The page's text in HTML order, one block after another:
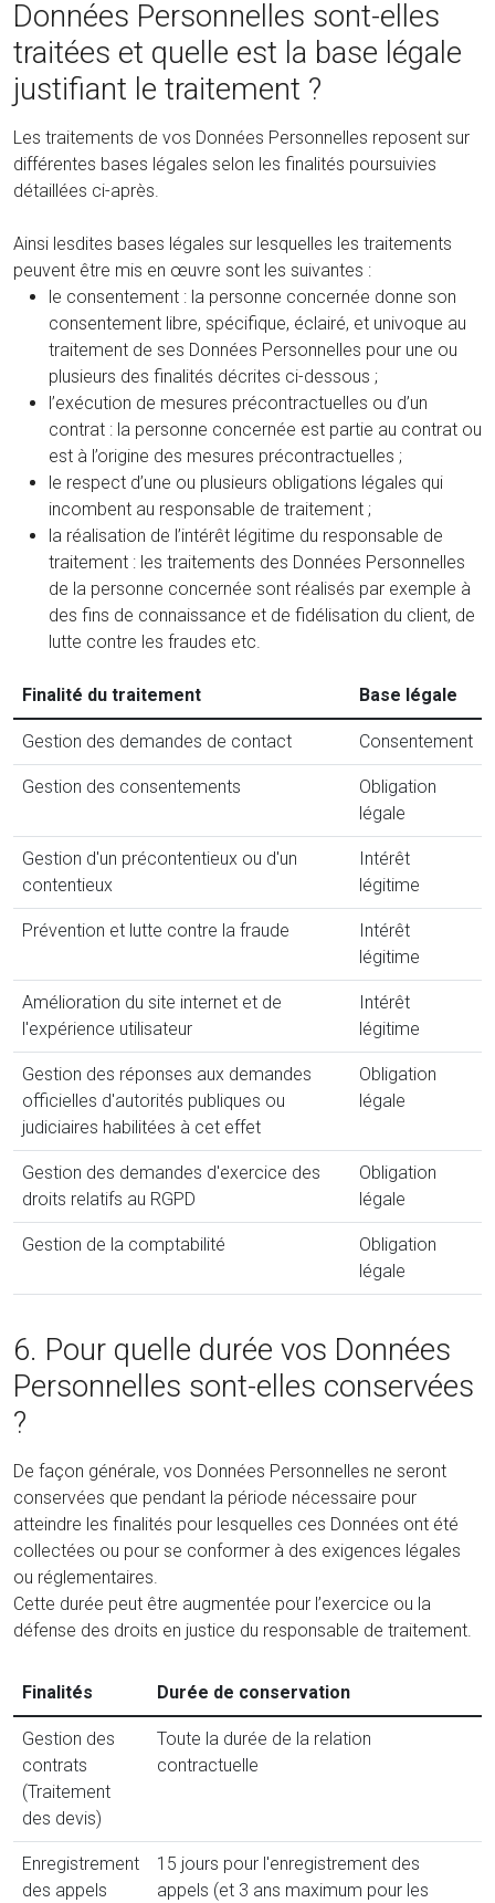
Données Personnelles sont-elles
traitées et quelle est la base légale
justifiant le traitement ?
Les traitements de vos Données Personnelles reposent sur
différentes bases légales selon les finalités poursuivies
détaillées ci-après.
Ainsi lesdites bases légales sur lesquelles les traitements
peuvent être mis en œuvre sont les suivantes :
le consentement : la personne concernée donne son
consentement libre, spécifique, éclairé, et univoque au
traitement de ses Données Personnelles pour une ou
plusieurs des finalités décrites ci-dessous ;
l’exécution de mesures précontractuelles ou d’un
contrat : la personne concernée est partie au contrat ou
est à l’origine des mesures précontractuelles ;
le respect d’une ou plusieurs obligations légales qui
incombent au responsable de traitement ;
la réalisation de l’intérêt légitime du responsable de
traitement : les traitements des Données Personnelles
de la personne concernée sont réalisés par exemple à
des fins de connaissance et de fidélisation du client, de
lutte contre les fraudes etc.
Finalité du traitement Base légale
Gestion des demandes de contact Consentement
Gestion des consentements
Obligation
légale
Gestion d'un précontentieux ou d'un
contentieux
Intérêt
légitime
Prévention et lutte contre la fraude
Intérêt
légitime
Amélioration du site internet et de
l'expérience utilisateur
Intérêt
légitime
Gestion des réponses aux demandes
officielles d'autorités publiques ou
judiciaires habilitées à cet effet
Obligation
légale
Gestion des demandes d'exercice des
droits relatifs au RGPD
Obligation
légale
Gestion de la comptabilité
Obligation
légale
6. Pour quelle durée vos Données
Personnelles sont-elles conservées
?
De façon générale, vos Données Personnelles ne seront
conservées que pendant la période nécessaire pour
atteindre les finalités pour lesquelles ces Données ont été
collectées ou pour se conformer à des exigences légales
ou réglementaires.
Cette durée peut être augmentée pour l’exercice ou la
défense des droits en justice du responsable de traitement.
Finalités Durée de conservation
Gestion des
contrats
(Traitement
des devis)
Toute la durée de la relation
contractuelle
Enregistrement
des appels
15 jours pour l'enregistrement des
appels (et 3 ans maximum pour les